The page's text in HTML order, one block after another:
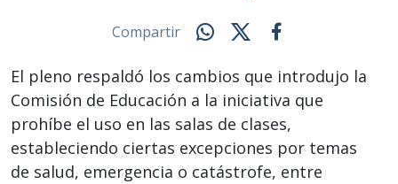
Compartir
El pleno respaldó los cambios que introdujo la
Comisión de Educación a la iniciativa que
prohíbe el uso en las salas de clases,
estableciendo ciertas excepciones por temas
de salud, emergencia o catástrofe, entre